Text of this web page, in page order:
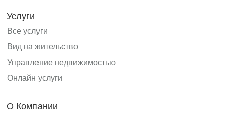
Услуги
Все услуги
Вид на жительство
Управление недвижимостью
Онлайн услуги
О Компании